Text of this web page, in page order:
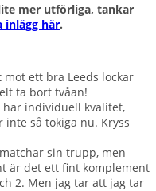
mer utförliga, tankar
inlägg här.
ett bra Leeds lockar
ta bort tvåan!
har individuell kvalitet,
inte så tokiga nu. Kryss
sin trupp, men
är det ett fint komplement
2. Men jag tar att jag tar